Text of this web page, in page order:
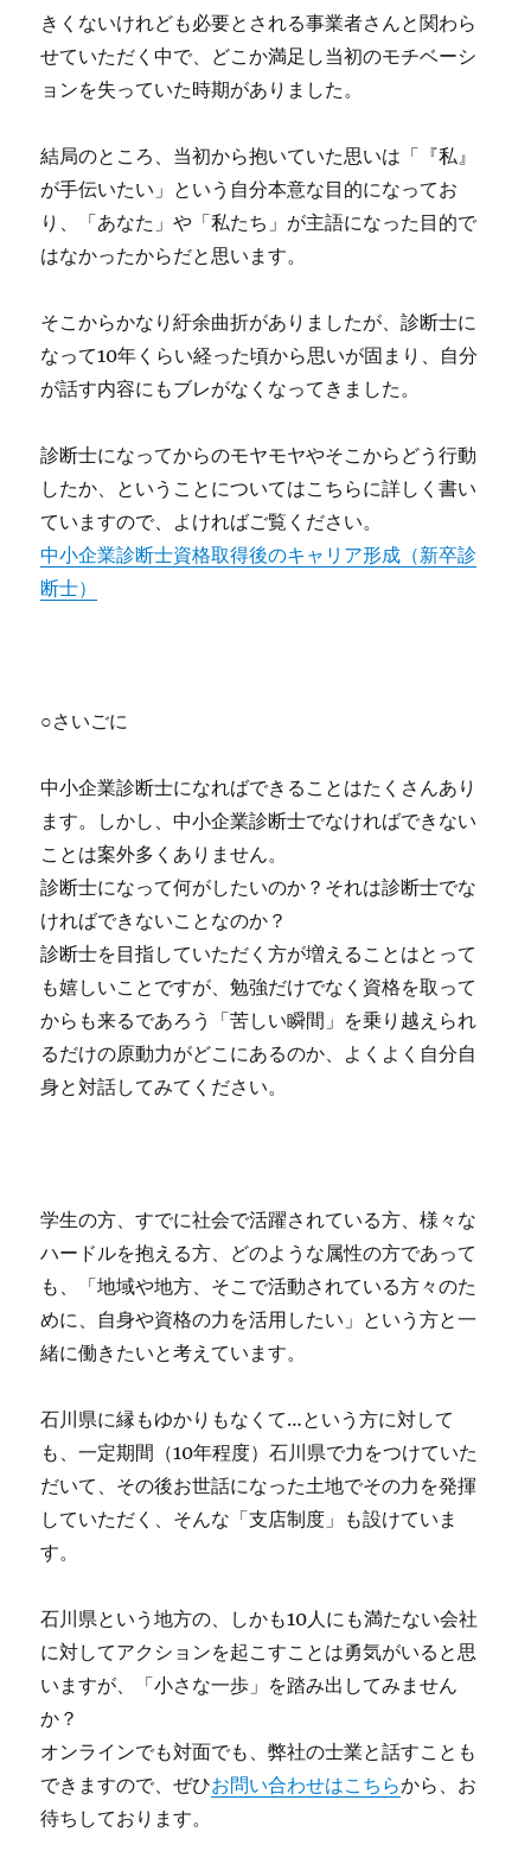
きくないけれども必要とされる事業者さんと関わら
せていただく中で、どこか満足し当初のモチベーシ
ョンを失っていた時期がありました。
結局のところ、当初から抱いていた思いは「『私』
が手伝いたい」という自分本意な目的になってお
り、「あなた」や「私たち」が主語になった目的で
はなかったからだと思います。
そこからかなり紆余曲折がありましたが、診断士に
なって10年くらい経った頃から思いが固まり、自分
が話す内容にもブレがなくなってきました。
診断士になってからのモヤモヤやそこからどう行動
したか、ということについてはこちらに詳しく書い
ていますので、よければご覧ください。
中小企業診断士資格取得後のキャリア形成（新卒診
断士）
○さいごに
中小企業診断士になればできることはたくさんあり
ます。しかし、中小企業診断士でなければできない
ことは案外多くありません。
診断士になって何がしたいのか？それは診断士でな
ければできないことなのか？
診断士を目指していただく方が増えることはとって
も嬉しいことですが、勉強だけでなく資格を取って
からも来るであろう「苦しい瞬間」を乗り越えられ
るだけの原動力がどこにあるのか、よくよく自分自
身と対話してみてください。
学生の方、すでに社会で活躍されている方、様々な
ハードルを抱える方、どのような属性の方であって
も、「地域や地方、そこで活動されている方々のた
めに、自身や資格の力を活用したい」という方と一
緒に働きたいと考えています。
石川県に縁もゆかりもなくて…という方に対して
も、一定期間（10年程度）石川県で力をつけていた
だいて、その後お世話になった土地でその力を発揮
していただく、そんな「支店制度」も設けていま
す。
石川県という地方の、しかも10人にも満たない会社
に対してアクションを起こすことは勇気がいると思
いますが、「小さな一歩」を踏み出してみません
か？
オンラインでも対面でも、弊社の士業と話すことも
できますので、ぜひお問い合わせはこちらから、お
待ちしております。